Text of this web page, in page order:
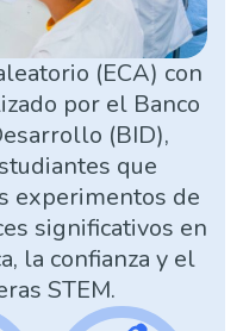
(ECA) con
por el Banco
(BID),
que
experimentos de
significativos en
la confianza y el
STEM.